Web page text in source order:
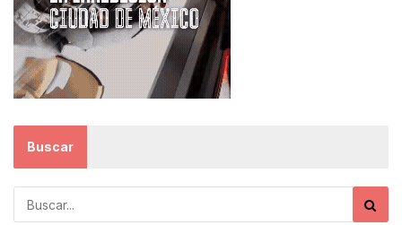
Buscar